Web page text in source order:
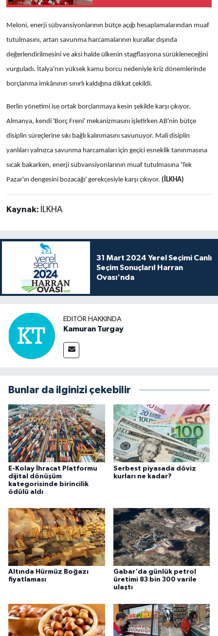
Meloni, enerji sübvansiyonlarının bütçe açığı hesaplamalarından muaf
tutulmasını, artan savunma harcamalarının kurallar dışında
değerlendirilmesini ve aksi halde ülkenin stagflasyona sürükleneceğini
vurguladı. İtalya'nın yüksek kamu borcu nedeniyle kriz dönemlerinde
borçlanma imkânının sınırlı kaldığına dikkat çekildi.
Berlin yönetimi ise ortak borçlanmaya kesin şekilde karşı çıkıyor.
Almanya, kendi 'Borç Freni' mekanizmasını işletirken AB'nin bütçe
disiplin süreçlerine sıkı bağlı kalınmasını savunuyor. Mali disiplin
yanlıları yalnızca savunma harcamaları için geçici esneklik tanınmasına
sıcak bakarken, enerji sübvansiyonlarının muaf tutulmasına 'Tek
Pazar'ın dengesini bozacağı' gerekçesiyle karşı çıkıyor. (İLKHA)
Kaynak: İLKHA
31 Mart 2024 Yerel Seçimi Canlı
Seçim Sonuçları! Harran
Ovası'nda
EDITÖR HAKKINDA
Kamuran Turgay
Bunlar da ilginizi çekebilir
E-Kolay İhracat Platformu
dijital dönüşüm
kategorisinde birincilik
ödülü aldı
Serbest piyasada döviz
kurları ne kadar?
Altında Hürmüz Boğazı
fiyatlaması
Gabar'da günlük petrol
üretimi 83 bin 300 varile
ulaştı